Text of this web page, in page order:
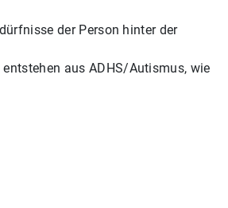
der Person hinter der
aus ADHS/Autismus, wie